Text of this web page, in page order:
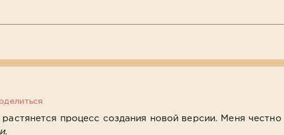
процесс создания новой версии. Меня честно